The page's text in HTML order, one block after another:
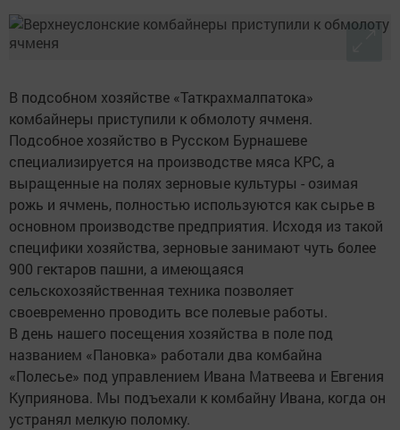
В подсобном хозяйстве «Таткрахмалпатока»
комбайнеры приступили к обмолоту ячменя.
Подсобное хозяйство в Русском Бурнашеве
специализируется на производстве мяса КРС, а
выращенные на полях зерновые культуры - озимая
рожь и ячмень, полностью используются как сырье в
основном производстве предприятия. Исходя из такой
специфики хозяйства, зерновые занимают чуть более
900 гектаров пашни, а имеющаяся
сельскохозяйственная техника позволяет
своевременно проводить все полевые работы.
В день нашего посещения хозяйства в поле под
названием «Пановка» работали два комбайна
«Полесье» под управлением Ивана Матвеева и Евгения
Куприянова. Мы подъехали к комбайну Ивана, когда он
устранял мелкую поломку.